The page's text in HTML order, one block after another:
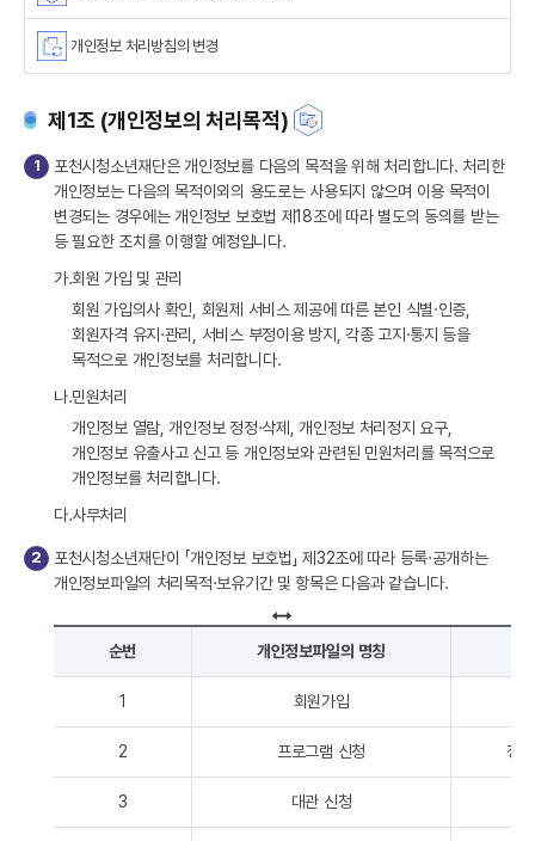
개인정보 처리방침의 변경
제1조 (개인정보의 처리목적)
1
포천시청소년재단은 개인정보를 다음의 목적을 위해 처리합니다. 처리한
개인정보는 다음의 목적이외의 용도로는 사용되지 않으며 이용 목적이
변경되는 경우에는 개인정보 보호법 제18조에 따라 별도의 동의를 받는
등 필요한 조치를 이행할 예정입니다.
가.회원 가입 및 관리
회원 가입의사 확인, 회원제 서비스 제공에 따른 본인 식별·인증,
회원자격 유지·관리, 서비스 부정이용 방지, 각종 고지·통지 등을
목적으로 개인정보를 처리합니다.
나.민원처리
개인정보 열람, 개인정보 정정·삭제, 개인정보 처리정지 요구,
개인정보 유출사고 신고 등 개인정보와 관련된 민원처리를 목적으로
개인정보를 처리합니다.
다.사무처리
2
포천시청소년재단이 「개인정보 보호법」 제32조에 따라 등록·공개하는
개인정보파일의 처리목적·보유기간 및 항목은 다음과 같습니다.
순번 개인정보파일의 명칭
1 회원가입
2 프로그램 신청 정
3 대관 신청